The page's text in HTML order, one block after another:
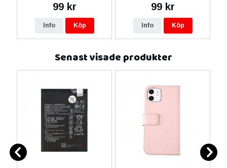
99 kr
Info Köp
99 kr
Info Köp
Senast visade produkter